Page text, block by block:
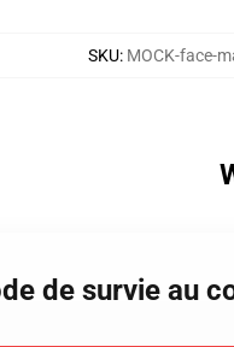
SKU: MOCK-face-
de survie au